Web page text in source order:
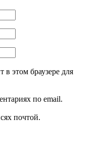
в этом браузере для
по email.
почтой.